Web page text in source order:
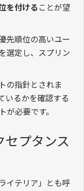
を付ける ことが望
先順位の高いユー
選定し、スプリン
の指針とされま
いるかを確認する
が必要です。
プタンス
イテリア」とも呼